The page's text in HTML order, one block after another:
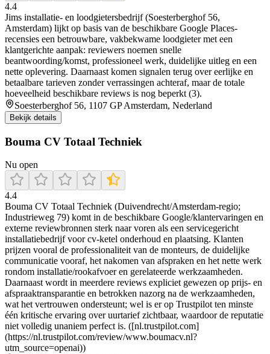
4.4
Jims installatie- en loodgietersbedrijf (Soesterberghof 56,
Amsterdam) lijkt op basis van de beschikbare Google Places-
recensies een betrouwbare, vakbekwame loodgieter met een
klantgerichte aanpak: reviewers noemen snelle
beantwoording/komst, professioneel werk, duidelijke uitleg en een
nette oplevering. Daarnaast komen signalen terug over eerlijke en
betaalbare tarieven zonder verrassingen achteraf, maar de totale
hoeveelheid beschikbare reviews is nog beperkt (3).
Soesterberghof 56, 1107 GP Amsterdam, Nederland
Bekijk details
Bouma CV Totaal Techniek
Nu open
4.4
Bouma CV Totaal Techniek (Duivendrecht/Amsterdam-regio;
Industrieweg 79) komt in de beschikbare Google/klantervaringen en
externe reviewbronnen sterk naar voren als een servicegericht
installatiebedrijf voor cv-ketel onderhoud en plaatsing. Klanten
prijzen vooral de professionaliteit van de monteurs, de duidelijke
communicatie vooraf, het nakomen van afspraken en het nette werk
rondom installatie/rookafvoer en gerelateerde werkzaamheden.
Daarnaast wordt in meerdere reviews expliciet gewezen op prijs- en
afspraaktransparantie en betrokken nazorg na de werkzaamheden,
wat het vertrouwen ondersteunt; wel is er op Trustpilot ten minste
één kritische ervaring over uurtarief zichtbaar, waardoor de reputatie
niet volledig unaniem perfect is. ([nl.trustpilot.com]
(https://nl.trustpilot.com/review/www.boumacv.nl?
utm_source=openai))